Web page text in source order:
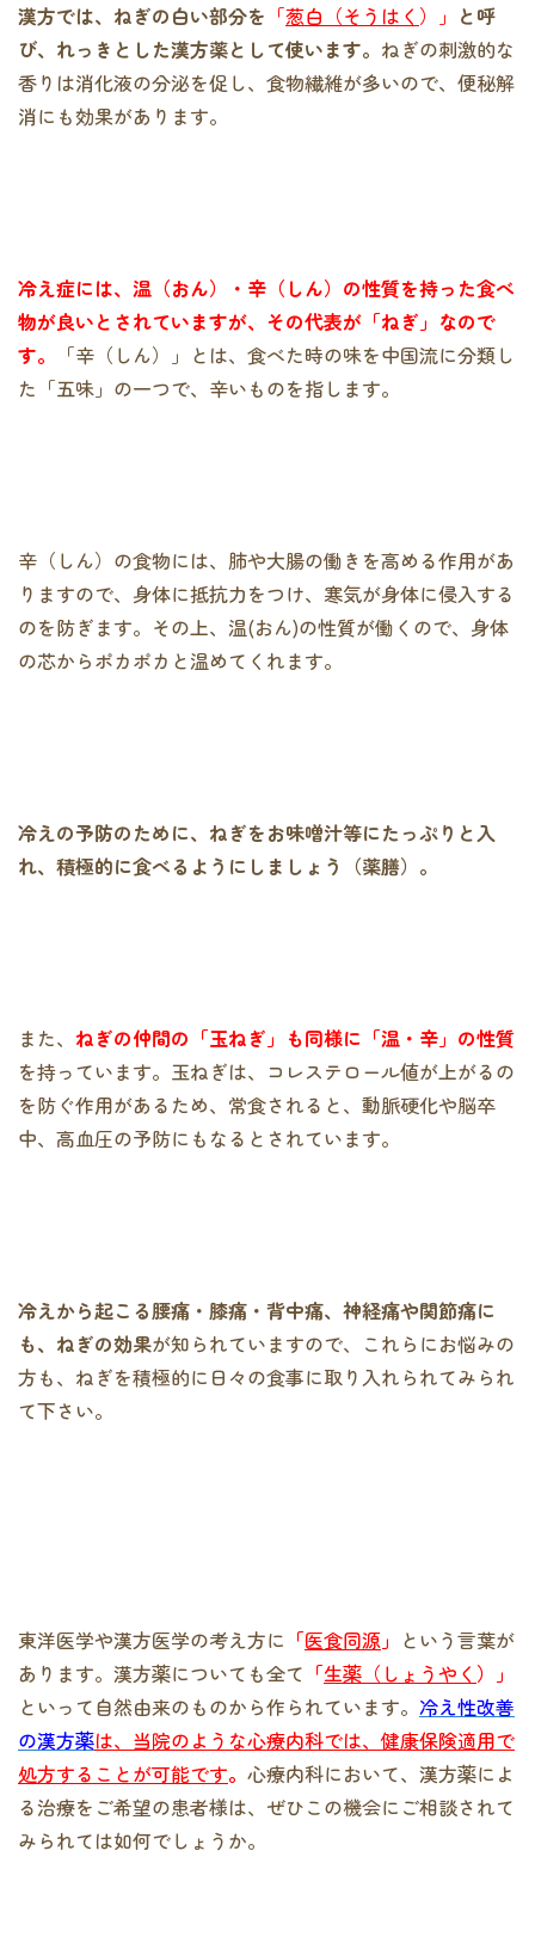
漢方では、ねぎの白い部分を 「葱白（そうはく ）」 と呼
び、れっきとした漢方薬として使います。 ねぎの刺激的な
香りは消化液の分泌を促し、食物繊維が多いので、便秘解
消にも効果があります。
冷え症には、温（おん）・辛（しん）の性質を持った食べ
物が良いとされていますが、その代表が「ねぎ」なので
す。
「辛（しん）」とは、食べた時の味を中国流に分類し
た「五味」の一つで、辛いものを指します。
辛（しん）の食物には、肺や大腸の働きを高める作用があ
りますので、身体に抵抗力をつけ、寒気が身体に侵入する
のを防ぎます。その上、温(おん)の性質が働くので、身体
の芯からポカポカと温めてくれます。
冷えの予防のために、ねぎをお味噌汁等にたっぷりと入
れ、積極的に食べるようにしましょう（薬膳）。
また、 ねぎの仲間の「玉ねぎ」も同様に「温・辛」の性質
を持っています。玉ねぎは、コレステロール値が上がるの
を防ぐ作用があるため、常食されると、動脈硬化や脳卒
中、高血圧の予防にもなるとされています。
冷えから起こる腰痛・膝痛・背中痛、神経痛や関節痛に
も、ねぎの効果が知られていますので、これらにお悩みの
方も、ねぎを積極的に日々の食事に取り入れられてみられ
て下さい。
東洋医学や漢方医学の考え方に 「医食同源」 という言葉が
あります。漢方薬についても全て 「生薬（しょうやく ）」
といって自然由来のものから作られています。 冷え性改善
の漢方薬は、当院のような心療内科では、健康保険適用で
処方することが可能です。 心療内科において、漢方薬によ
る治療をご希望の患者様は、ぜひこの機会にご相談されて
みられては如何でしょうか。